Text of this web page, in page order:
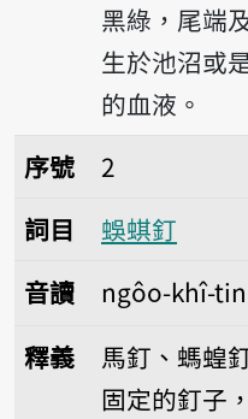
黑綠，尾端
生於池沼或
的血液。
序號2蜈蜞釘
序號
2
詞目
蜈蜞釘
音讀
ngôo-khî-
釋義
馬釘、螞蝗
固定的釘子